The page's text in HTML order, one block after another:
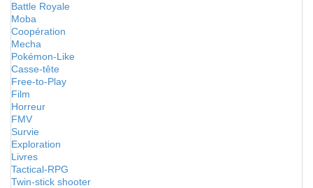
Battle Royale
Moba
Coopération
Mecha
Pokémon-Like
Casse-tête
Free-to-Play
Film
Horreur
FMV
Survie
Exploration
Livres
Tactical-RPG
Twin-stick shooter